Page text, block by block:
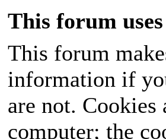
This forum
This forum
information if
are not. Cookies
computer; the